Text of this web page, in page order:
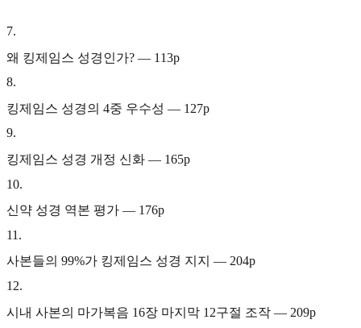
7.
왜 킹제임스 성경인가? — 113p
8.
킹제임스 성경의 4중 우수성 — 127p
9.
킹제임스 성경 개정 신화 — 165p
10.
신약 성경 역본 평가 — 176p
11 .
사본들의 99%가 킹제임스 성경 지지 — 204p
12.
시내 사본의 마가복음 16장 마지막 12구절 조작 — 209p